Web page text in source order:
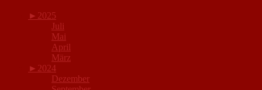
► 2025
Juli
Mai
April
März
► 2024
Dezember